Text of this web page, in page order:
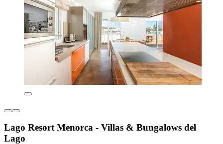
Lago Resort Menorca - Villas & Bungalows del
Lago